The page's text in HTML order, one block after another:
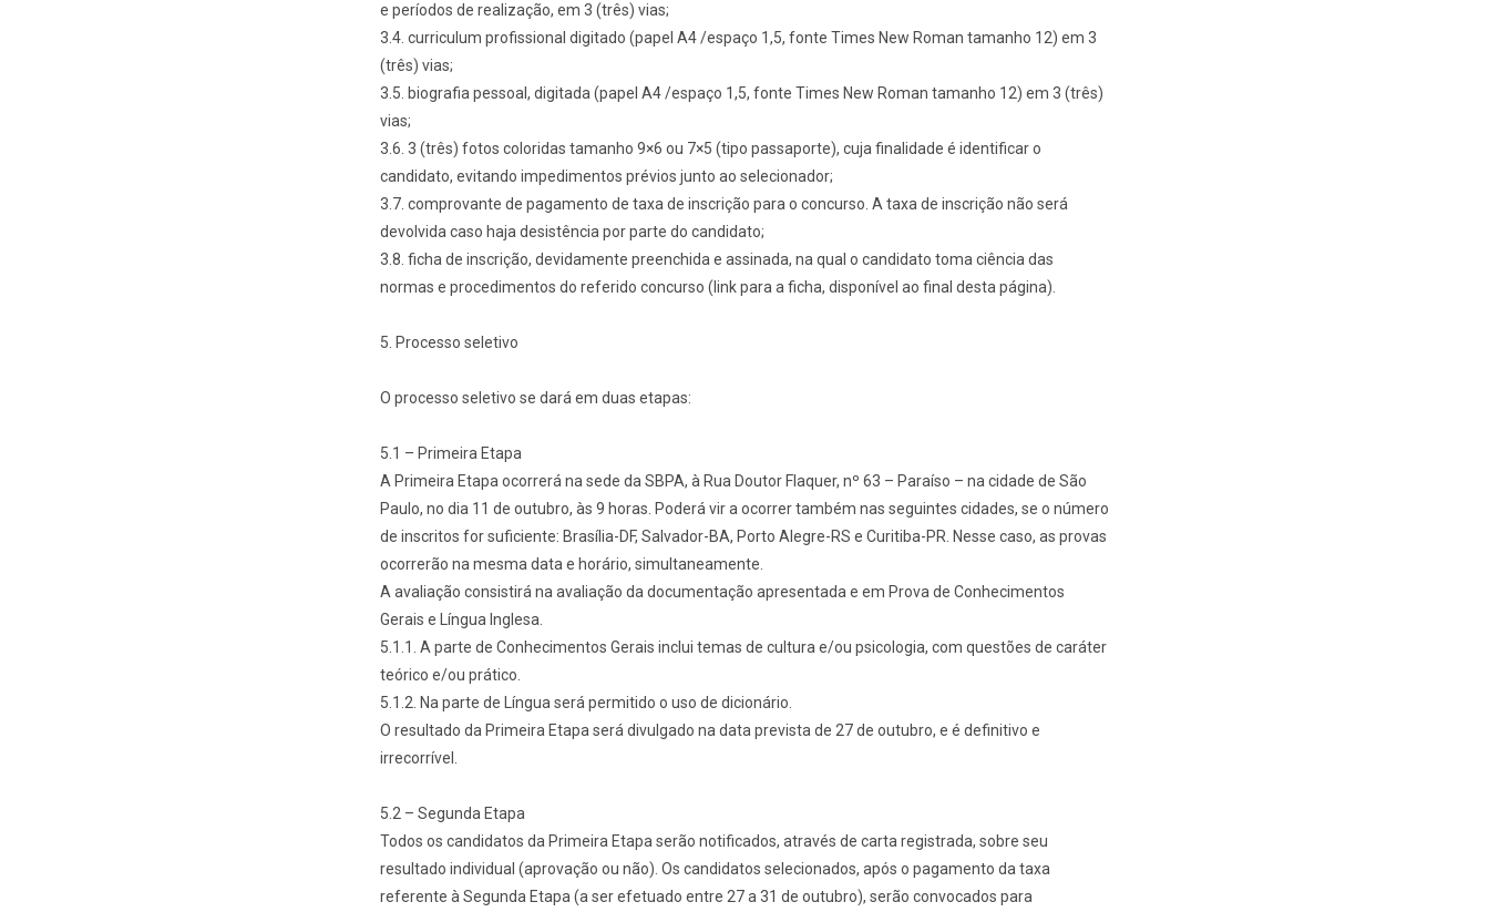
e períodos de realização, em 3 (três) vias;
3.4. curriculum profissional digitado (papel A4 /espaço 1,5, fonte Times New Roman tamanho 12) em 3
(três) vias;
3.5. biografia pessoal, digitada (papel A4 /espaço 1,5, fonte Times New Roman tamanho 12) em 3 (três)
vias;
3.6. 3 (três) fotos coloridas tamanho 9×6 ou 7×5 (tipo passaporte), cuja finalidade é identificar o
candidato, evitando impedimentos prévios junto ao selecionador;
3.7. comprovante de pagamento de taxa de inscrição para o concurso. A taxa de inscrição não será
devolvida caso haja desistência por parte do candidato;
3.8. ficha de inscrição, devidamente preenchida e assinada, na qual o candidato toma ciência das
normas e procedimentos do referido concurso (link para a ficha, disponível ao final desta página).
5. Processo seletivo
O processo seletivo se dará em duas etapas:
5.1 – Primeira Etapa
A Primeira Etapa ocorrerá na sede da SBPA, à Rua Doutor Flaquer, nº 63 – Paraíso – na cidade de São
Paulo, no dia 11 de outubro, às 9 horas. Poderá vir a ocorrer também nas seguintes cidades, se o número
de inscritos for suficiente: Brasília-DF, Salvador-BA, Porto Alegre-RS e Curitiba-PR. Nesse caso, as provas
ocorrerão na mesma data e horário, simultaneamente.
A avaliação consistirá na avaliação da documentação apresentada e em Prova de Conhecimentos
Gerais e Língua Inglesa.
5.1.1. A parte de Conhecimentos Gerais inclui temas de cultura e/ou psicologia, com questões de caráter
teórico e/ou prático.
5.1.2. Na parte de Língua será permitido o uso de dicionário.
O resultado da Primeira Etapa será divulgado na data prevista de 27 de outubro, e é definitivo e
irrecorrível.
5.2 – Segunda Etapa
Todos os candidatos da Primeira Etapa serão notificados, através de carta registrada, sobre seu
resultado individual (aprovação ou não). Os candidatos selecionados, após o pagamento da taxa
referente à Segunda Etapa (a ser efetuado entre 27 a 31 de outubro), serão convocados para